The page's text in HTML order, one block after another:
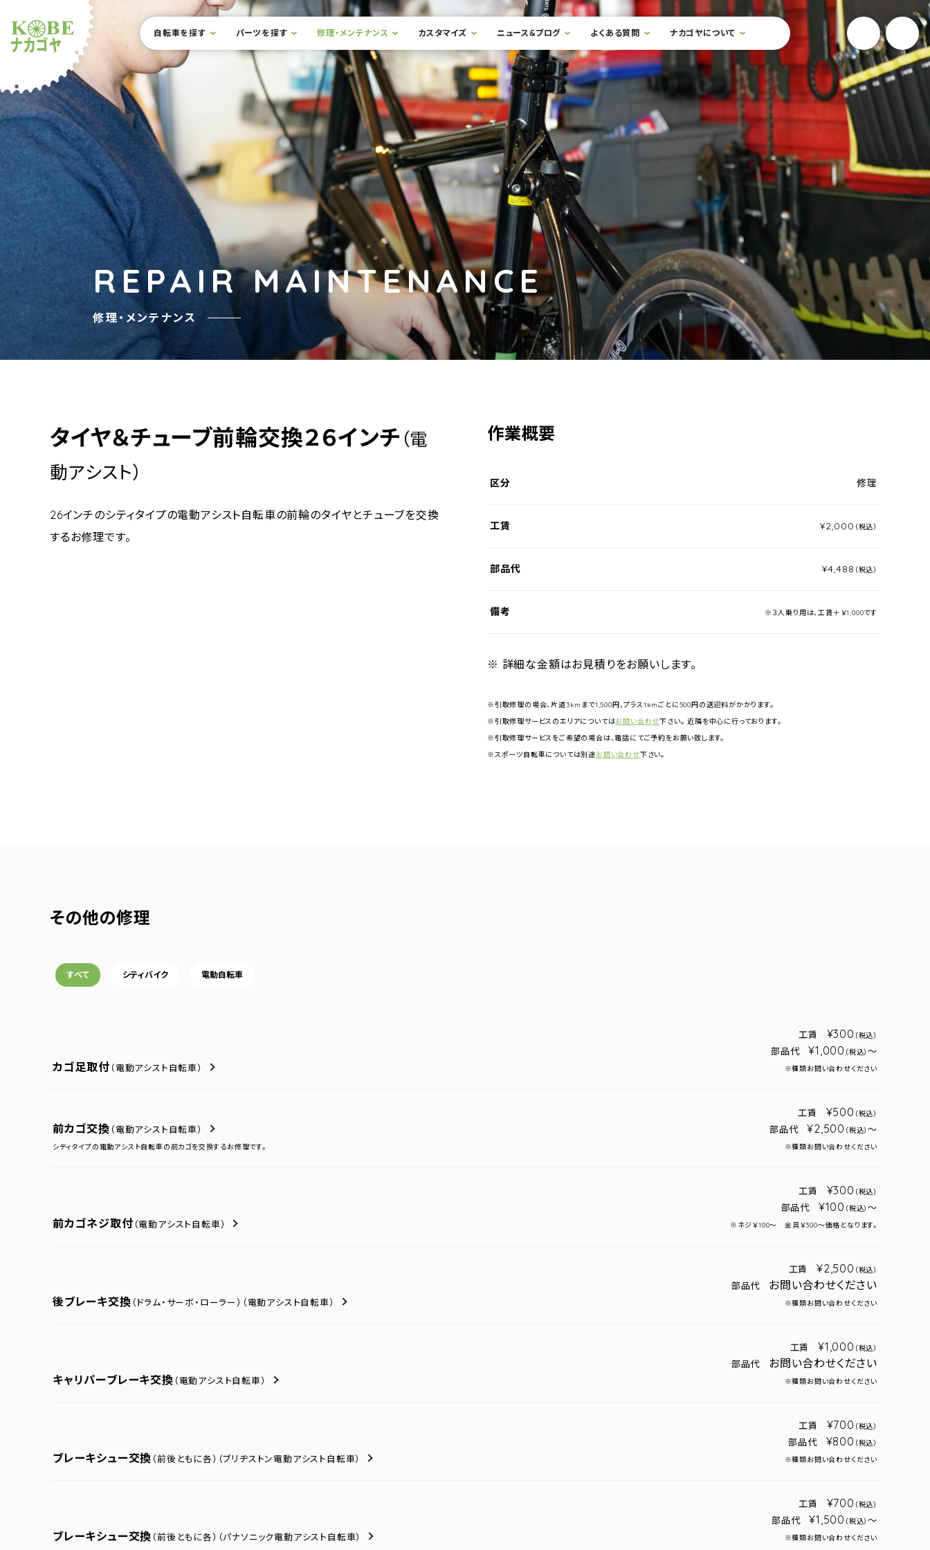
ショップナカゴヤ
サイト内メニュー
本文までスキップ
自転車を探す パーツを探す 修理・メンテナンス カスタマイズ ニュース&ブログ よくある質問 ナカゴヤについて 検索フォームを開閉する YouTube
REPAIR MAINTENANCE
修理・メンテナンス
タイヤ＆チューブ前輪交換２６インチ （電
動アシスト）
26インチのシティタイプの電動アシスト自転車の前輪のタイヤとチューブを交換
するお修理です。
作業概要
区分 修理
工賃 ¥2,000 （税込）
部品代 ¥4,488 （税込）
備考 ※３人乗り用は、工賃＋￥1,000です
※ 詳細な金額はお見積りをお願いします。
※引取修理の場合、片道3kmまで1,500円、プラス1kmごとに500円の送迎料がかかります。
※引取修理サービスのエリアについてはお問い合わせ下さい。 近隣を中心に行っております。
※引取修理サービスをご希望の場合は、電話にてご予約をお願い致します。
※スポーツ自転車については別途お問い合わせ下さい。
その他の修理
すべて シティバイク 電動自転車
カゴ足取付 （電動アシスト自転車）
工賃 ¥300 （税込）
部品代 ¥1,000 （税込）～
※種類お問い合わせください
前カゴ交換 （電動アシスト自転車）
シティタイプの電動アシスト自転車の前カゴを交換するお修理です。
工賃 ¥500 （税込）
部品代 ¥2,500 （税込）～
※種類お問い合わせください
前カゴネジ取付 （電動アシスト自転車）
工賃 ¥300 （税込）
部品代 ¥100 （税込）～
※ネジ￥100～ 金具￥300～価格となります。
後ブレーキ交換 （ドラム・サーボ・ローラー） （電動アシスト自転車）
工賃 ¥2,500 （税込）
部品代 お問い合わせください
※種類お問い合わせください
キャリパーブレーキ交換 （電動アシスト自転車）
工賃 ¥1,000 （税込）
部品代 お問い合わせください
※種類お問い合わせください
ブレーキシュー交換 （前後ともに各） （ブリヂストン電動アシスト自転車）
工賃 ¥700 （税込）
部品代 ¥800 （税込）
※種類お問い合わせください
ブレーキシュー交換 （前後ともに各） （パナソニック電動アシスト自転車）
工賃 ¥700 （税込）
部品代 ¥1,500 （税込）～
※種類お問い合わせください